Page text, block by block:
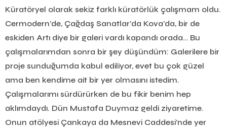
Küratöryel olarak sekiz farklı küratörlük çalışmam oldu.
Cermodern’de, Çağdaş Sanatlar’da Kova’da, bir de
eskiden Artı diye bir galeri vardı kapandı orada… Bu
çalışmalarımdan sonra bir şey düşündüm: Galerilere bir
proje sunduğumda kabul ediliyor, evet bu çok güzel
ama ben kendime ait bir yer olmasını istedim.
Çalışmalarımı sürdürürken de bu fikir benim hep
aklımdaydı. Dün Mustafa Duymaz geldi ziyaretime.
Onun atölyesi Çankaya da Mesnevi Caddesi’nde yer